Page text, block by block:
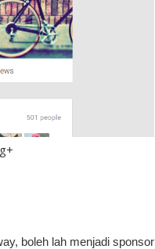
boleh lah menjadi sponsor